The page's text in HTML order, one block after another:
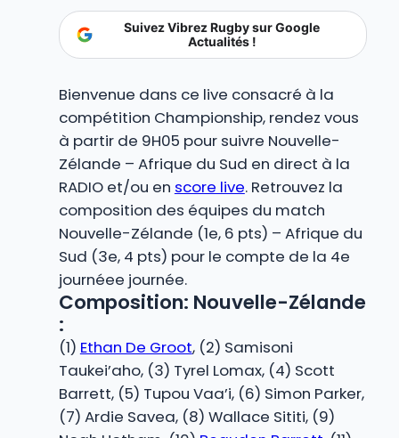
Suivez Vibrez Rugby sur Google
Actualités !
Bienvenue dans ce live consacré à la
compétition Championship, rendez vous
à partir de 9H05 pour suivre Nouvelle-
Zélande – Afrique du Sud en direct à la
RADIO et/ou en score live. Retrouvez la
composition des équipes du match
Nouvelle-Zélande (1e, 6 pts) – Afrique du
Sud (3e, 4 pts) pour le compte de la 4e
journéee journée.
Composition: Nouvelle-Zélande
:
(1) Ethan De Groot, (2) Samisoni
Taukei’aho, (3) Tyrel Lomax, (4) Scott
Barrett, (5) Tupou Vaa’i, (6) Simon Parker,
(7) Ardie Savea, (8) Wallace Sititi, (9)